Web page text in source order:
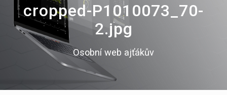
cropped-P1010073_70-
2.jpg
Osobní web ajťákův